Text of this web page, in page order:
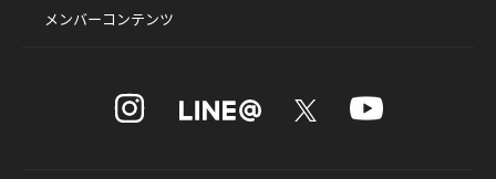
メンバーコンテンツ